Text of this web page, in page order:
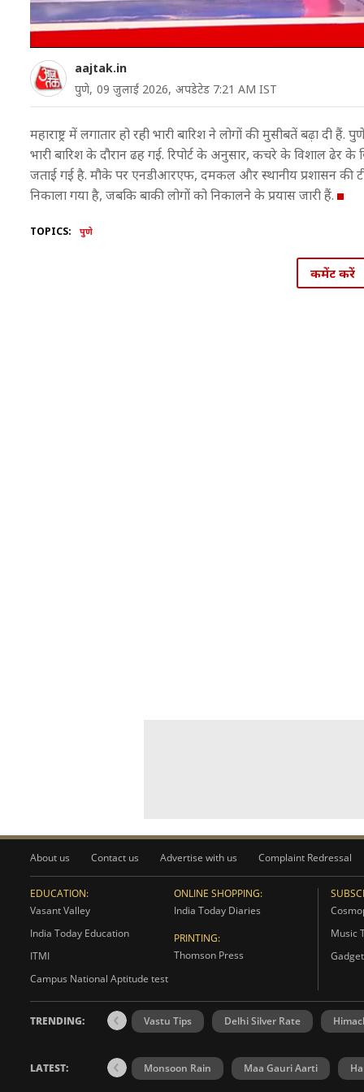
aajtak.in
पुणे, 09 जुलाई 2026, अपडेटेड 7:21 AM IST
महाराष्ट्र में लगातार हो रही भारी बारिश ने लोगों की मुसीबतें बढ़ा
भारी बारिश के दौरान ढह गई. रिपोर्ट के अनुसार, कचरे के विशाल
जताई गई है. मौके पर एनडीआरएफ, दमकल और स्थानीय प्रशासन की
निकाला गया है, जबकि बाकी लोगों को निकालने के प्रयास जारी हैं.
TOPICS: पुणे
कमेंट करें
About us Contact us Advertise with us Complaint Redressal
EDUCATION:
Vasant Valley
India Today Education
ITMI
Campus National Aptitude test
ONLINE SHOPPING:
India Today Diaries
PRINTING:
Thomson Press
Music
TRENDING: Vastu Tips Delhi Silver Rate
LATEST: Monsoon Rain Maa Gauri Aarti